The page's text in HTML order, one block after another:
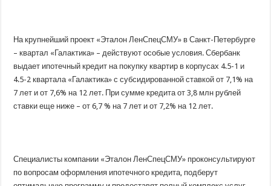
На крупнейший проект «Эталон ЛенСпецСМУ» в Санкт-Петербурге
– квартал «Галактика» – действуют особые условия. Сбербанк
выдает ипотечный кредит на покупку квартир в корпусах 4.5-1 и
4.5-2 квартала «Галактика» с субсидированной ставкой от 7,1% на
7 лет и от 7,6% на 12 лет. При сумме кредита от 3,8 млн рублей
ставки еще ниже – от 6,7 % на 7 лет и от 7,2% на 12 лет.
Специалисты компании «Эталон ЛенСпецСМУ» проконсультируют
по вопросам оформления ипотечного кредита, подберут